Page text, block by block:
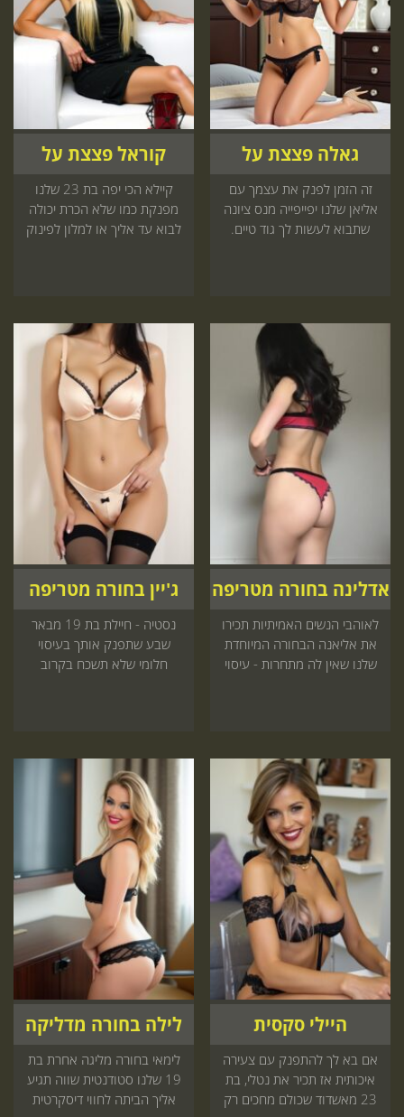
גאלה פצצת על
זה הזמן לפנק את עצמך עם
אליאן שלנו יפייפייה מנס ציונה
שתבוא לעשות לך גוד טיים.
קוראל פצצת על
קיילא הכי יפה בת 23 שלנו
מפנקת כמו שלא הכרת יכולה
לבוא עד אליך או למלון לפינוק
אדלינה בחורה מטריפה
לאוהבי הנשים האמיתיות תכירו
את אליאנה הבחורה המיוחדת
שלנו שאין לה מתחרות - עיסוי
ג'יין בחורה מטריפה
נסטיה - חיילת בת 19 מבאר
שבע שתפנק אותך בעיסוי
חלומי שלא תשכח בקרוב
היילי סקסית
אם בא לך להתפנק עם צעירה
איכותית אז תכיר את נטלי, בת
23 מאשדוד שכולם מחכים רק
לילה בחורה מדליקה
לימאי בחורה מליגה אחרת בת
19 שלנו סטודנטית שווה תגיע
אליך הביתה לחווי דיסקרטית